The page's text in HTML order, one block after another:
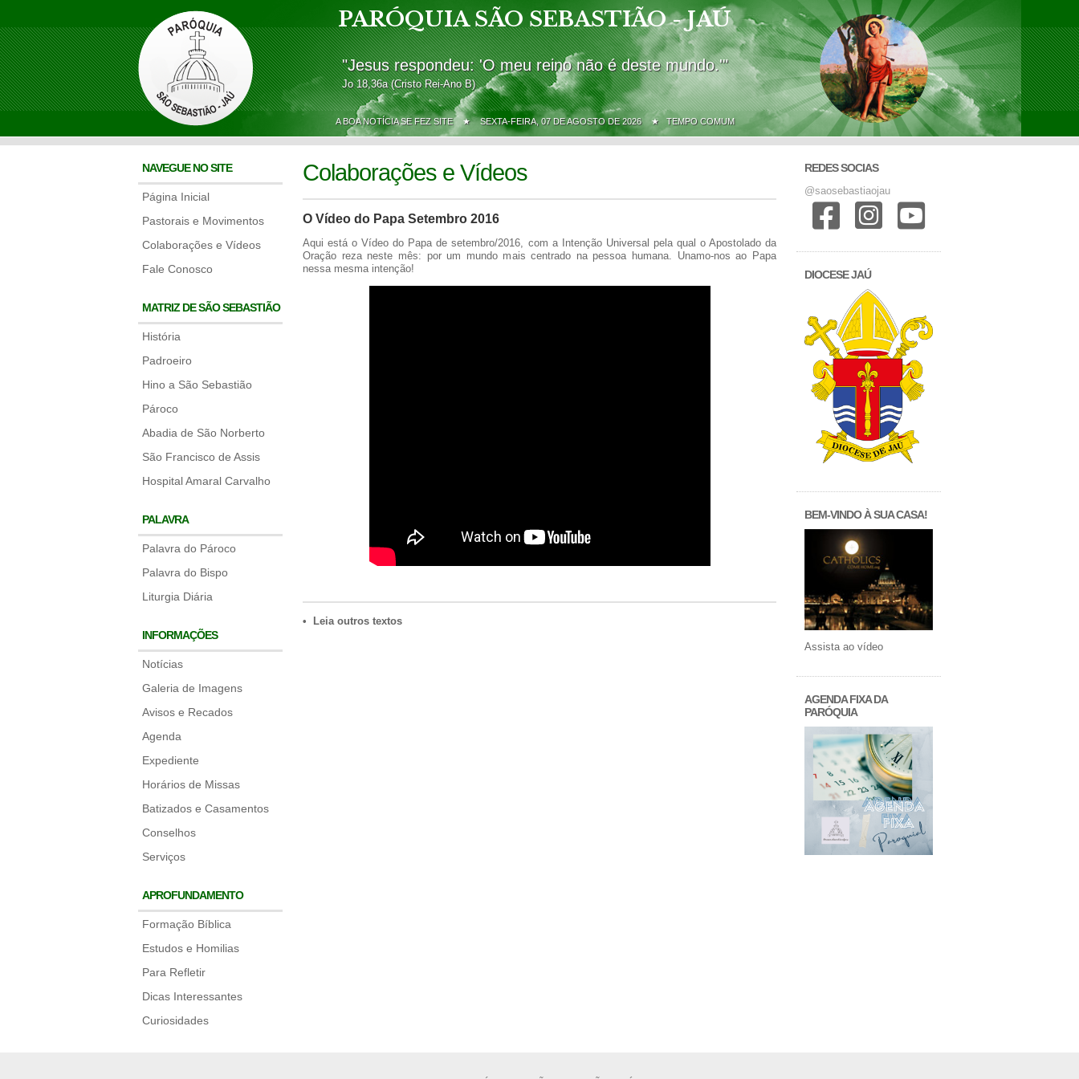
PARÓQUIA SÃO SEBASTIÃO - JAÚ
"Jesus respondeu: 'O meu reino não é deste mundo.'"
Jo 18,36a (Cristo Rei-Ano B)
A BOA NOTÍCIA SE FEZ SITE ★SEXTA-FEIRA, 07 DE AGOSTO DE 2026 ★ TEMPO COMUM
NAVEGUE NO SITE
Página Inicial
Pastorais e Movimentos
Colaborações e Vídeos
Fale Conosco
MATRIZ DE SÃO SEBASTIÃO
História
Padroeiro
Hino a São Sebastião
Pároco
Abadia de São Norberto
São Francisco de Assis
Hospital Amaral Carvalho
PALAVRA
Palavra do Pároco
Palavra do Bispo
Liturgia Diária
INFORMAÇÕES
Notícias
Galeria de Imagens
Avisos e Recados
Agenda
Expediente
Horários de Missas
Batizados e Casamentos
Conselhos
Serviços
APROFUNDAMENTO
Formação Bíblica
Estudos e Homilias
Para Refletir
Dicas Interessantes
Curiosidades
Colaborações e Vídeos
O Vídeo do Papa Setembro 2016
Aqui está o Vídeo do Papa de setembro/2016, com a Intenção Universal pela qual o Apostolado da
Oração reza neste mês: por um mundo mais centrado na pessoa humana. Unamo-nos ao Papa
nessa mesma intenção!
• Leia outros textos
REDES SOCIAS
@saosebastiaojau
DIOCESE JAÚ
BEM-VINDO À SUA CASA!
Assista ao vídeo
AGENDA FIXA DA
PARÓQUIA